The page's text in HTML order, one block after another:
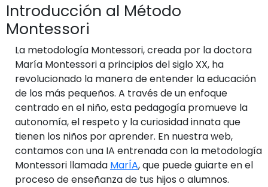
Introducción al Método
Montessori
La metodología Montessori, creada por la doctora
María Montessori a principios del siglo XX, ha
revolucionado la manera de entender la educación
de los más pequeños. A través de un enfoque
centrado en el niño, esta pedagogía promueve la
autonomía, el respeto y la curiosidad innata que
tienen los niños por aprender. En nuestra web,
contamos con una IA entrenada con la metodología
Montessori llamada MarÍA, que puede guiarte en el
proceso de enseñanza de tus hijos o alumnos.